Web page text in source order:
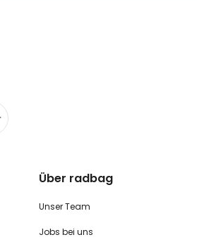
Über radbag
Unser Team
Jobs bei uns